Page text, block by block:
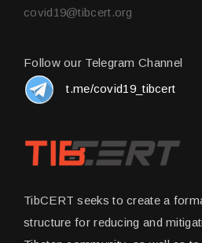
covid19@tibcert.org
Follow our Telegram Channel
t.me/covid19_tibcert
TibCERT seeks to create a
structure for reducing and